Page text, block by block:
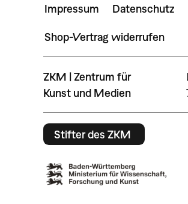
Impressum Datenschutz
Shop-Vertrag widerrufen
ZKM | Zentrum für
Kunst und Medien
Stifter des ZKM